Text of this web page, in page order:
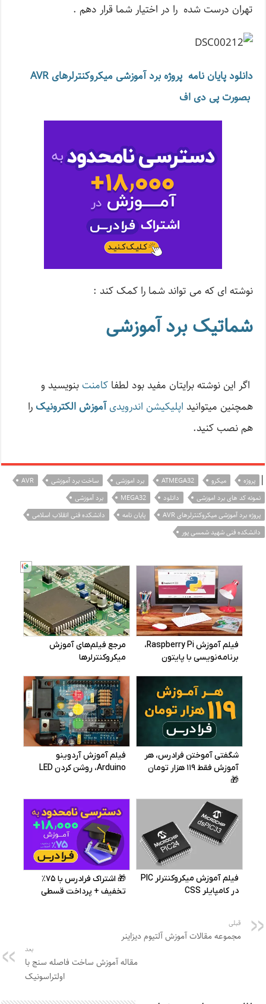
تهران درست شده را در اختیار شما قرار دهم .
دانلود پایان نامه پروژه برد آموزشی میکروکنترلرهای AVR
بصورت پی دی اف
نوشته ای که می تواند شما را کمک کند :
شماتیک برد آموزشی
اگر این نوشته‌ برایتان مفید بود لطفاکامنت بنویسید و
همچنین میتوانید اپلیکیشن اندرویدیآموزش الکترونیک را
هم نصب کنید.
| پروژه میکرو ATMEGA32 برد اموزشی ساخت برد آموزشی
AVR
نمونه کد های برد اموزشی
دانلود MEGA32
برد آموزشی
پروژه برد آموزشی میکروکنترلرهای AVR
پایان نامه
دانشکده فنی انقلاب اسلامی
دانشکده فنی شهید شمسی پور
قبلی
مجموعه مقالات آموزش آلتیوم دیزاینر
بعد
مقاله آموزش ساخت فاصله سنج با
اولتراسونیک